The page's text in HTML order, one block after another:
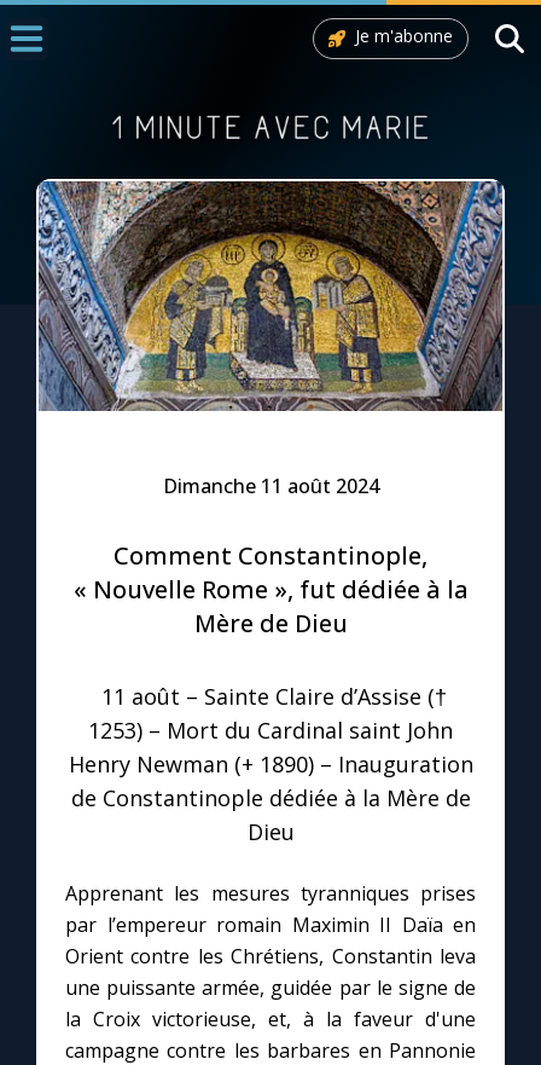
1000 Raisons de Croire
L'actualité de la semaine
La chaîne Youtube
Le compte Tiktok
Le site internet
Questions-réponses
Prier au quotidien
Avec Thérèse de Lisieux
L'Évangile chaque jour
Je m'abonne
Dimanche 11 août 2024
Comment Constantinople,
« Nouvelle Rome », fut dédiée à la
Mère de Dieu
11 août – Sainte Claire d’Assise (†
1253) – Mort du Cardinal saint John
Henry Newman (+ 1890) – Inauguration
de Constantinople dédiée à la Mère de
Dieu
Apprenant les mesures tyranniques prises
par l’empereur romain Maximin II Daïa en
Orient contre les Chrétiens, Constantin leva
une puissante armée, guidée par le signe de
la Croix victorieuse, et, à la faveur d'une
campagne contre les barbares en Pannonie